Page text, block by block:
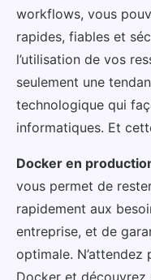
workflows, vous
rapides, fiables et
l’utilisation de vos
seulement une
technologique qui
informatiques. Et
Docker en
vous permet de
rapidement aux
entreprise, et de
optimale. N’attendez
Docker et découvrez